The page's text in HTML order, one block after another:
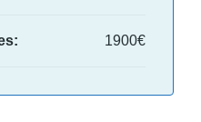
1900€